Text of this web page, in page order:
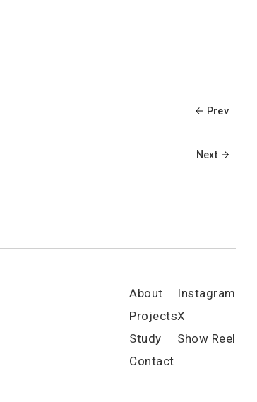
Prev
Next
About
Projects
Study
Contact
Instagram
X
Show Reel